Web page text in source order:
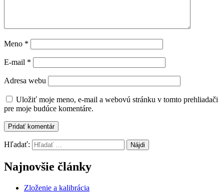
Meno *
E-mail *
Adresa webu
Uložiť moje meno, e-mail a webovú stránku v tomto prehliadači
pre moje budúce komentáre.
Hľadať:
Najnovšie články
Zloženie a kalibrácia